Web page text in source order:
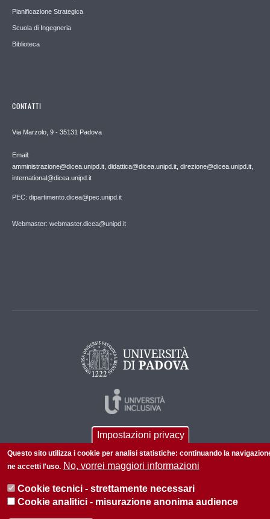
Pianificazione Strategica
Scuola di Ingegneria
Biblioteca
CONTATTI
Via Marzolo, 9 - 35131 Padova
Email:
amministrazione@dicea.unipd.it, didattica@dicea.unipd.it, direzione@dicea.unipd.it,
international@dicea.unipd.it
PEC: dipartimento.dicea@pec.unipd.it
Webmaster: webmaster.dicea@unipd.it
© 2026 Università di Padova - Tutti i diritti riservati
P.I. 00742430283 C.F. 80006480281
Impostazioni privacy
Questo sito utilizza i cookie per analisi statistiche: continuando la
ne accetti l'uso. No, vorrei maggiori informazioni
Cookie tecnici - strettamente necessari
Cookie analitici - misurazione anonima audience